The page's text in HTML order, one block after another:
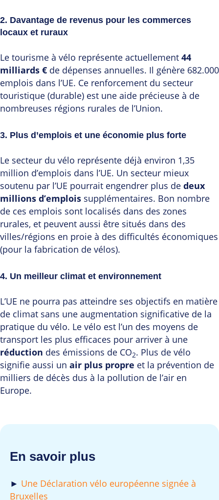
2. Davantage de revenus pour les commerces
locaux et ruraux
Le tourisme à vélo représente actuellement 44
milliards € de dépenses annuelles. Il génère 682.000
emplois dans l’UE. Ce renforcement du secteur
touristique (durable) est une aide précieuse à de
nombreuses régions rurales de l’Union.
3. Plus d’emplois et une économie plus forte
Le secteur du vélo représente déjà environ 1,35
million d’emplois dans l’UE. Un secteur mieux
soutenu par l’UE pourrait engendrer plus de deux
millions d’emplois supplémentaires. Bon nombre
de ces emplois sont localisés dans des zones
rurales, et peuvent aussi être situés dans des
villes/régions en proie à des difficultés économiques
(pour la fabrication de vélos).
4. Un meilleur climat et environnement
L’UE ne pourra pas atteindre ses objectifs en matière
de climat sans une augmentation significative de la
pratique du vélo. Le vélo est l’un des moyens de
transport les plus efficaces pour arriver à une
réduction des émissions de CO2. Plus de vélo
signifie aussi un air plus propre et la prévention de
milliers de décès dus à la pollution de l’air en
Europe.
En savoir plus
► Une Déclaration vélo européenne signée à
Bruxelles